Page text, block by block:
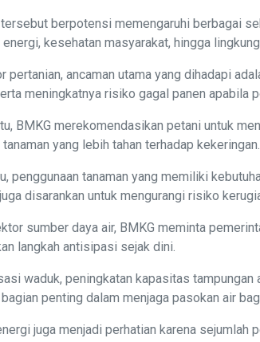
berpotensi memengaruhi berbagai
energi, kesehatan masyarakat, hingga
pertanian, ancaman utama yang dihadapi
meningkatnya risiko gagal panen apabila
BMKG merekomendasikan petani untuk
yang lebih tahan terhadap kekeringan.
penggunaan tanaman yang memiliki
disarankan untuk mengurangi risiko
sumber daya air, BMKG meminta
langkah antisipasi sejak dini.
waduk, peningkatan kapasitas
penting dalam menjaga pasokan air
juga menjadi perhatian karena sejumlah